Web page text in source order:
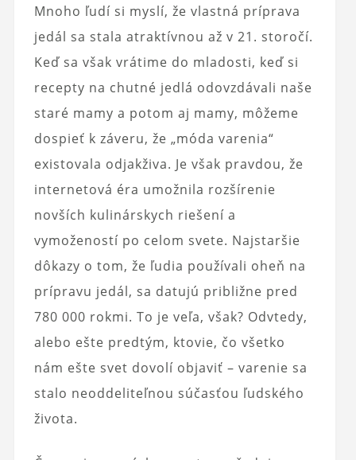
Mnoho ľudí si myslí, že vlastná príprava
jedál sa stala atraktívnou až v 21. storočí.
Keď sa však vrátime do mladosti, keď si
recepty na chutné jedlá odovzdávali naše
staré mamy a potom aj mamy, môžeme
dospieť k záveru, že „móda varenia“
existovala odjakživa. Je však pravdou, že
internetová éra umožnila rozšírenie
novších kulinárskych riešení a
vymožeností po celom svete. Najstaršie
dôkazy o tom, že ľudia používali oheň na
prípravu jedál, sa datujú približne pred
780 000 rokmi. To je veľa, však? Odvtedy,
alebo ešte predtým, ktovie, čo všetko
nám ešte svet dovolí objaviť – varenie sa
stalo neoddeliteľnou súčasťou ľudského
života.